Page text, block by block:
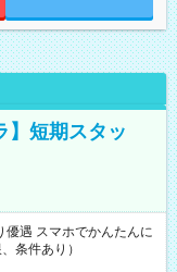
】短期スタッ
遇 スマホでかんたんに
条件あり）